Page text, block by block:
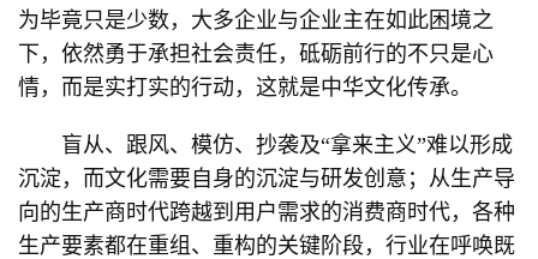
为毕竟只是少数，大多企业与企业主在如此困境之
下，依然勇于承担社会责任，砥砺前行的不只是心
情，而是实打实的行动，这就是中华文化传承。
盲从、跟风、模仿、抄袭及“拿来主义”难以形成
沉淀，而文化需要自身的沉淀与研发创意；从生产导
向的生产商时代跨越到用户需求的消费商时代，各种
生产要素都在重组、重构的关键阶段，行业在呼唤既